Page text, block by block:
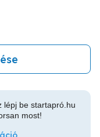
lépj be startapró.hu
most!